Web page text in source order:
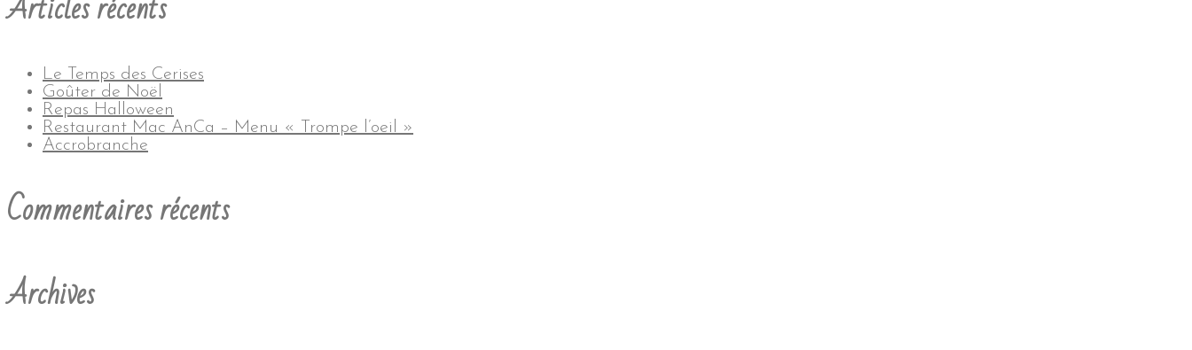
Le Temps des Cerises
Goûter de Noël
Repas Halloween
Restaurant Mac AnCa – Menu « Trompe l’oeil »
Accrobranche
Commentaires récents
Archives